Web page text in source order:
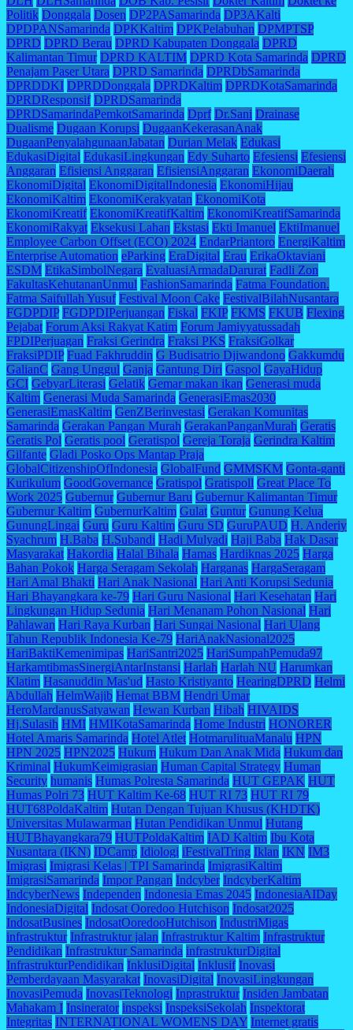
Politik Donggala Dosen DP2PASamarinda DP3AKalti
DPDPANSamarinda DPKKaltim DPKPelabuhan DPMPTSP
DPRD DPRD Berau DPRD Kabupaten Donggala DPRD
Kalimantan Timur DPRD KALTIM DPRD Kota Samarinda DPRD
Penajam Paser Utara DPRD Samarinda DPRDbSamarinda
DPRDDKI DPRDDonggala DPRDKaltim DPRDKotaSamarinda
DPRDResponsif DPRDSamarinda
DPRDSamarindaPemkotSamarinda Dprf Dr.Sani Drainase
Dualisme Dugaan Korupsi DugaanKekerasanAnak
DugaanPenyalahgunaanJabatan Durian Melak Edukasi
EdukasiDigital EdukasiLingkungan Edy Suharto Efesiensi Efesiensi
Anggaran Efisiensi Anggaran EfisiensiAnggaran EkonomiDaerah
EkonomiDigital EkonomiDigitalIndonesia EkonomiHijau
EkonomiKaltim EkonomiKerakyatan EkonomiKota
EkonomiKreatif EkonomiKreatifKaltim EkonomiKreatifSamarinda
EkonomiRakyat Eksekusi Lahan Ekstasi Ekti Imanuel EktiImanuel
Employee Carbon Offset (ECO) 2024 EndarPriantoro EnergiKaltim
Enterprise Automation eParking EraDigital Erau ErikaOktaviani
ESDM EtikaSimbolNegara EvaluasiArmadaDarurat Fadli Zon
FakultasKehutananUnmul FashionSamarinda Fatma Foundation.
Fatma Saifullah Yusuf Festival Moon Cake FestivalBilahNusantara
FGDPDIP FGDPDIPerjuangan Fiskal FKIP FKMS FKUB Flexing
Pejabat Forum Aksi Rakyat Katim Forum Jamiyyatussadah
FPDIPerjuagan Fraksi Gerindra Fraksi PKS FraksiGolkar
FraksiPDIP Fuad Fakhruddin G Budisatrio Djiwandono Gakkumdu
GalianC Gang Unggul Ganja Gantung Diri Gaspol GayaHidup
GCI GebyarLiterasi Gelatik Gemar makan ikan Generasi muda
Kaltim Generasi Muda Samarinda GenerasiEmas2030
GenerasiEmasKaltim GenZBerinvestasi Gerakan Komunitas
Samarinda Gerakan Pangan Murah GerakanPanganMurah Geratis
Geratis Pol Geratis pool Geratispol Gereja Toraja Gerindra Kaltim
Gilfante Gladi Posko Ops Mantap Praja
GlobalCitizenshipOfIndonesia GlobalFund GMMSKM Gonta-ganti
Kurikulum GoodGovernance Gratispol Gratispoll Great Place To
Work 2025 Gubernur Gubernur Baru Gubernur Kalimantan Timur
Gubernur Kaltim GubernurKaltim Gulat Guntur Gunung Kelua
GunungLingai Guru Guru Kaltim Guru SD GuruPAUD H. Anderiy
Syachrum H.Baba H.Subandi Hadi Mulyadi Haji Baba Hak Dasar
Masyarakat Hakordia Halal Bihala Hamas Hardiknas 2025 Harga
Bahan Pokok Harga Seragam Sekolah Harganas HargaSeragam
Hari Amal Bhakti Hari Anak Nasional Hari Anti Korupsi Sedunia
Hari Bhayangkara ke-79 Hari Guru Nasional Hari Kesehatan Hari
Lingkungan Hidup Sedunia Hari Menanam Pohon Nasional Hari
Pahlawan Hari Raya Kurban Hari Sungai Nasional Hari Ulang
Tahun Republik Indonesia Ke-79 HariAnakNasional2025
HariBaktiKemenimipas HariSantri2025 HariSumpahPemuda97
HarkamtibmasSinergiAntarInstansi Harlah Harlah NU Harumkan
Klatim Hasanuddin Mas'ud Hasto Kristiyanto HearingDPRD Helmi
Abdullah HelmWajib Hemat BBM Hendri Umar
HeroMardanusSatyawan Hewan Kurban Hibah HIVAIDS
Hj.Sulasih HMI HMIKotaSamarinda Home Industri HONORER
Hotel Amaris Samarinda Hotel Atlet HotmarulituaManalu HPN
HPN 2025 HPN2025 Hukum Hukum Dan Anak Mida Hukum dan
Kriminal HukumKeimigrasian Human Capital Strategy Human
Security humanis Humas Polresta Samarinda HUT GEPAK HUT
Humas Polri 73 HUT Kaltim Ke-68 HUT RI 73 HUT RI 79
HUT68PoldaKaltim Hutan Dengan Tujuan Khusus (KHDTK)
Universitas Mulawarman Hutan Pendidikan Unmul Hutang
HUTBhayangkara79 HUTPoldaKaltim IAD Kaltim Ibu Kota
Nusantara (IKN) IDCamp Idiologi iFestivalTring Iklan IKN IM3
Imigrasi Imigrasi Kelas | TPI Samarinda ImigrasiKaltim
ImigrasiSamarinda Impor Pangan Indcyber IndcyberKaltim
IndcyberNews Independen Indonesia Emas 2045 IndonesiaAIDay
IndonesiaDigital Indosat Ooredoo Hutchison Indosat2025
IndosatBusines IndosatOoredooHutchison IndustriMigas
infrastruktur Infrastruktur jalan Infrastruktur Kaltim Infrastruktur
Pendidikan Infrastruktur Samarinda infrastrukturDigital
InfrastrukturPendidikan InklusiDigital Inklusif Inovasi
Pemberdayaan Masyarakat InovasiDigital InovasiLingkungan
InovasiPemuda InovasiTeknologi Inprastruktur Insiden Jambatan
Mahakam I Insinerator inspeksi InspeksiSekolah Inspektorat
Integritas INTERNATIONAL WOMENS DAY Internet gratis